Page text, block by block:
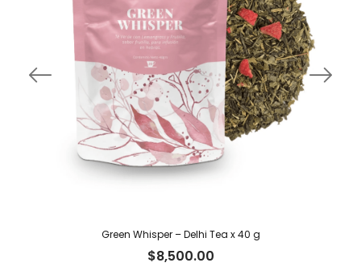
Green Whisper – Delhi Tea x 40 g
$8,500.00